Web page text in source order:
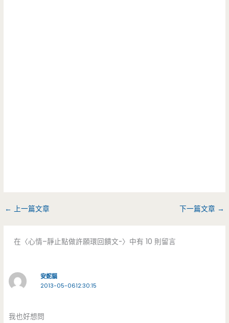
← 上一篇文章 下一篇文章 →
在〈心情–靜止點做許願環回饋文-〉中有 10 則留言
安妮貓
2013-05-0612:30:15
我也好想問